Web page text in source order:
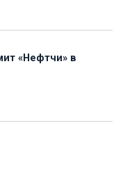
«Нефтчи» в